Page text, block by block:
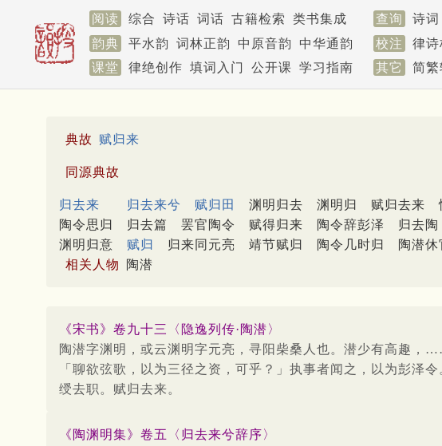
阅读 综合 诗话 词话 古籍检索 类书集成 查询 诗词
韵典
平水韵 词林正韵 中原音韵 中华通韵 校注 律诗
课堂
律绝创作 填词入门 公开课 学习指南 其它 简繁
典故 赋归来
同源典故
归去来 归去来兮 赋归田 渊明归去 渊明归 赋归去来
陶令思归
归去篇 罢官陶令 赋得归来 陶令辞彭泽 归去陶
渊明归意
赋归 归来同元亮 靖节赋归 陶令几时归 陶潜休
相关人物
陶潜
《宋书》卷九十三〈隐逸列传·陶潜〉
陶潜字渊明，或云渊明字元亮，寻阳柴桑人也。潜少有高趣
「聊欲弦歌，以为三径之资，可乎？」执事者闻之，以为彭
绶去职。赋归去来。
《陶渊明集》卷五〈归去来兮辞序〉